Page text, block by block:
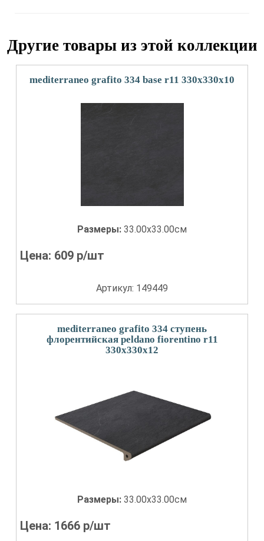
Другие товары из этой коллекции
mediterraneo grafito 334 base r11 330x330x10
Размеры: 33.00x33.00см
Цена: 609 р/шт
Артикул: 149449
mediterraneo grafito 334 ступень
флорентийская peldano fiorentino r11
330x330x12
Размеры: 33.00x33.00см
Цена: 1666 р/шт